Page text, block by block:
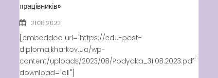
працівників»
31.08.2023
[embeddoc url="https://edu-post-
diploma.kharkov.ua/wp-
content/uploads/2023/08/Podyaka_31.08.2023.pdf"
download="all"]